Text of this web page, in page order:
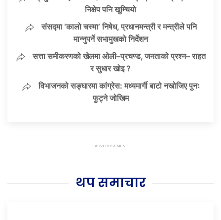
निक्षेप पनि खुम्चियो
संसद्मा ‘कालो चस्मा’ निषेध, प्रधानमन्त्री र मन्त्रीले पनि
मान्नुपर्ने सभामुखको निर्देशन
सत्ता समीकरणको खेलमा ओली–प्रचण्ड, जनताको प्रश्न– राहत
र सुधार खोइ ?
विभाजनको सङ्घारमा कांग्रेस: मध्यमार्गी बाटो नखोजिए पुनः
फुट्ने जोखिम
थप समाचार